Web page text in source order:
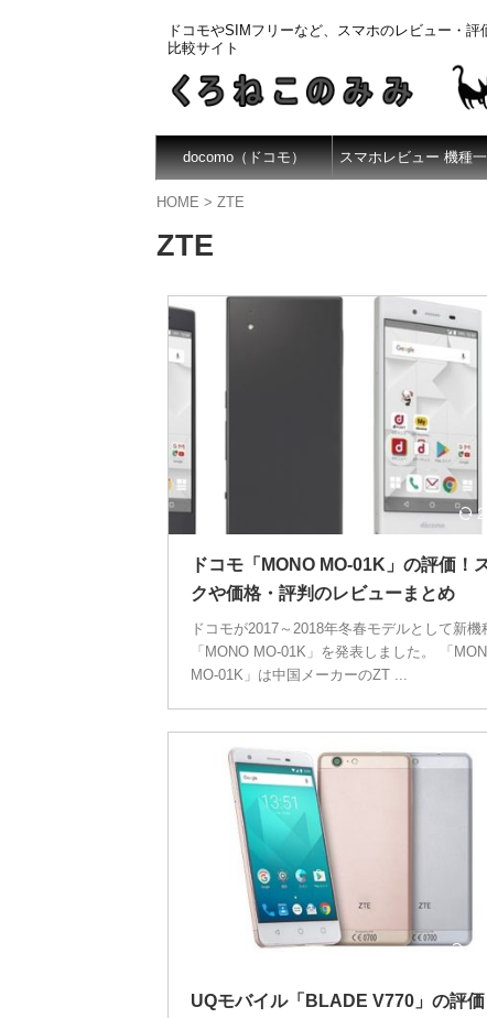
ドコモやSIMフリーなど、スマホのレビュー・評
比較サイト
docomo（ドコモ） スマホレビュー 機種
HOME > ZTE
ZTE
ドコモ「MONO MO-01K」の評価！
クや価格・評判のレビューまとめ
ドコモが2017～2018年冬春モデルとして新機
「MONO MO-01K」を発表しました。 「
MO-01K」は中国メーカーのZT ...
UQモバイル「BLADE V770」の評価